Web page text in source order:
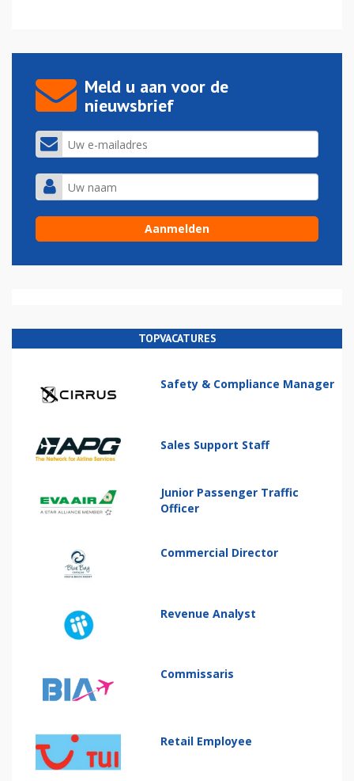
Meld u aan voor de
nieuwsbrief
TOPVACATURES
Safety & Compliance Manager
Sales Support Staff
Junior Passenger Traffic
Officer
Commercial Director
Revenue Analyst
Commissaris
Retail Employee